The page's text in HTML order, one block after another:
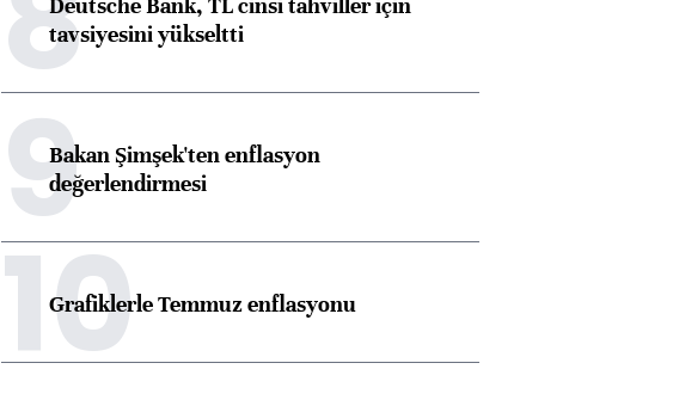
tavsiyesini yükseltti
9Bakan Şimşek'ten enflasyon
değerlendirmesi
10
Grafiklerle Temmuz enflasyonu